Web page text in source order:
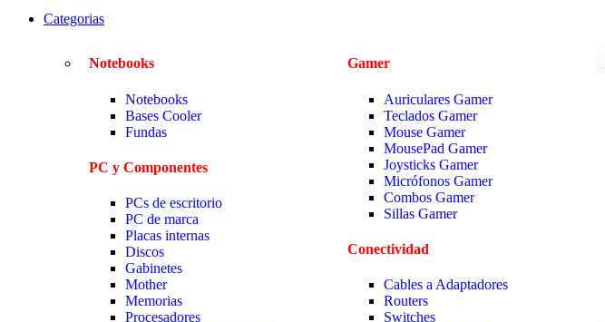
Categorias
Notebooks
Notebooks
Bases Cooler
Fundas
PC y Componentes
PCs de escritorio
PC de marca
Placas internas
Discos
Gabinetes
Mother
Memorias
Procesadores
Gamer
Auriculares Gamer
Teclados Gamer
Mouse Gamer
MousePad Gamer
Joysticks Gamer
Micrófonos Gamer
Combos Gamer
Sillas Gamer
Conectividad
Cables a Adaptadores
Routers
Switches